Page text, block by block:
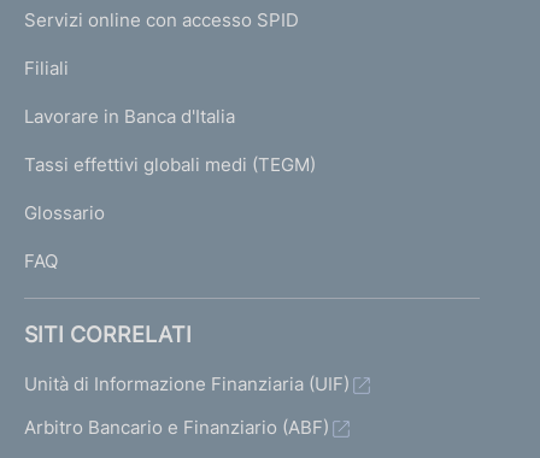
e
a
g
N
K
T
I
I
Servizi online con accesso SPID
Filiali
Lavorare in Banca d'Italia
Tassi effettivi globali medi (TEGM)
Glossario
FAQ
SITI CORRELATI
Unità di Informazione Finanziaria (UIF)
Arbitro Bancario e Finanziario (ABF)